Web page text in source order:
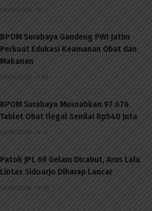
06/08/2026 - 18:12
BPOM Surabaya Gandeng PWI Jatim
Perkuat Edukasi Keamanan Obat dan
Makanan
06/08/2026 - 17:52
BPOM Surabaya Musnahkan 97.676
Tablet Obat Ilegal Senilai Rp540 Juta
06/08/2026 - 14:14
Patok JPL 69 Gelam Dicabut, Arus Lalu
Lintas Sidoarjo Diharap Lancar
06/08/2026 - 12:55